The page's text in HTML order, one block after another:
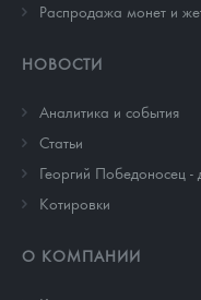
Распродажа монет и
НОВОСТИ
Аналитика и события
Cтатьи
Георгий Победоносец -
Котировки
О КОМПАНИИ